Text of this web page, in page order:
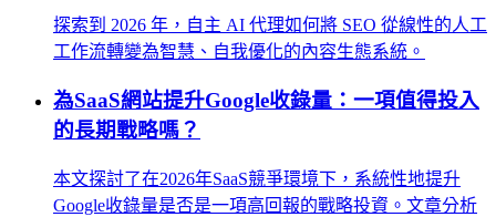
探索到 2026 年，自主 AI 代理如何將 SEO 從線性的人工
工作流轉變為智慧、自我優化的內容生態系統。
為SaaS網站提升Google收錄量：一項值得投入
的長期戰略嗎？
本文探討了在2026年SaaS競爭環境下，系統性地提升
Google收錄量是否是一項高回報的戰略投資。文章分析